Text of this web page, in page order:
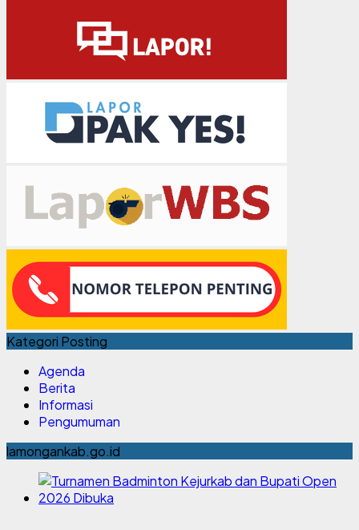
Kategori Posting
Agenda
Berita
Informasi
Pengumuman
lamongankab.go.id